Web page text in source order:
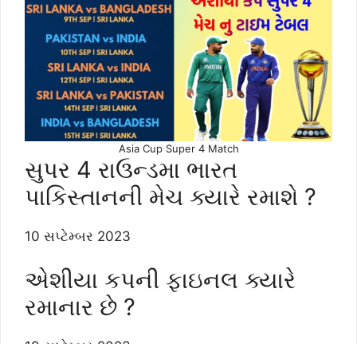
Asia Cup Super 4 Match
સુપર 4 રાઉન્ડમા ભારત
પાકિસ્તાનની મેચ ક્યારે રમાશે ?
10 સપ્ટેમ્બર 2023
એશીયા કપની ફાઇનલ ક્યારે
રમાનાર છે ?